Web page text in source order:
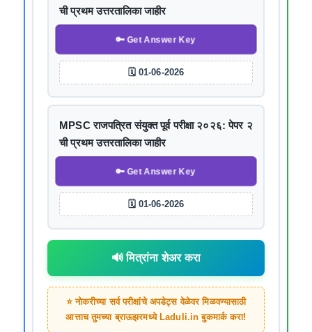
ची प्रथम उत्तरतालिका जाहीर
🔑 Get Answer Key
🗓️ 01-06-2026
MPSC राजपत्रित संयुक्त पूर्व परीक्षा २०२६: पेपर २
ची प्रथम उत्तरतालिका जाहीर
🔑 Get Answer Key
🗓️ 01-06-2026
🔊 मित्रांना शेअर करा
⭐ नोकरीच्या सर्व परीक्षांचे अपडेट्स वेळेवर मिळवण्यासाठी
आत्ताच तुमच्या ब्राऊझरमध्ये Laduli.in बुकमार्क करा!